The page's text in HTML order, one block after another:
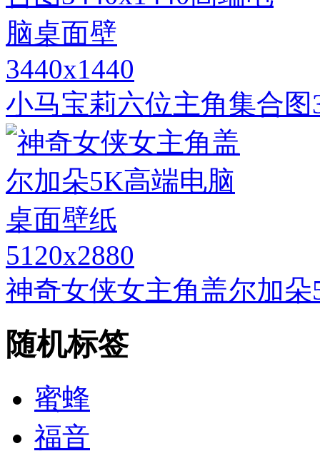
3440x1440
小马宝莉六位主角集合
5120x2880
神奇女侠女主角盖尔加
随机标签
蜜蜂
福音